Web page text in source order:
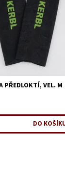
PŘEDLOKTÍ, VEL. M